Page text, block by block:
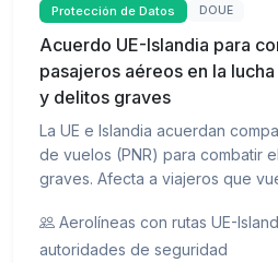
Protección de Datos DOUE
Acuerdo UE-Islandia para
pasajeros aéreos en la
y delitos graves
La UE e Islandia acuerdan
de vuelos (PNR) para combatir
graves. Afecta a viajeros que
Aerolíneas con rutas UE-
autoridades de seguridad